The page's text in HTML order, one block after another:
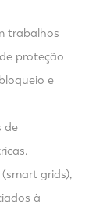
trabalhos
proteção
e
de
grids),
à